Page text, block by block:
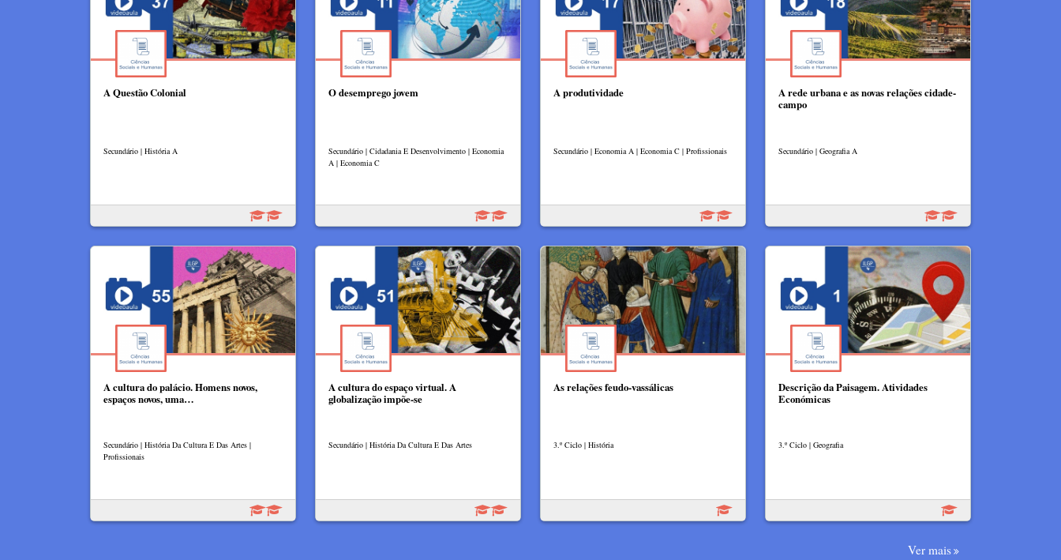
A Questão Colonial
Secundário | História A
O desemprego jovem
Secundário | Cidadania E Desenvolvimento | Economia
A | Economia C
A produtividade
Secundário | Economia A | Economia C | Profissionais
A rede urbana e as novas relações cidade-
campo
Secundário | Geografia A
A cultura do palácio. Homens novos,
espaços novos, uma…
Secundário | História Da Cultura E Das Artes |
Profissionais
A cultura do espaço virtual. A
globalização impõe-se
Secundário | História Da Cultura E Das Artes
As relações feudo-vassálicas
3.º Ciclo | História
Descrição da Paisagem. Atividades
Económicas
3.º Ciclo | Geografia
Ver mais